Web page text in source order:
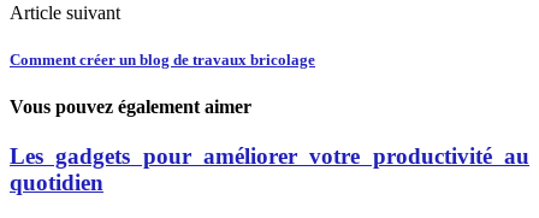
Article suivant
Comment créer un blog de travaux bricolage
Vous pouvez également aimer
Les gadgets pour améliorer votre productivité au
quotidien